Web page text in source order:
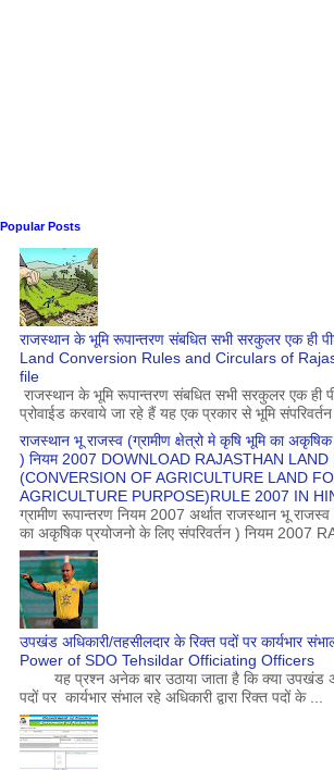
Popular Posts
राजस्थान के भूमि रूपान्तरण संबधित सभी सरकुलर एक ही
Land Conversion Rules and Circulars of
file
राजस्थान के भूमि रूपान्तरण संबधित सभी सरकुलर एक ही
प्रोवाईड करवाये जा रहे हैं यह एक प्रकार से भूमि
राजस्थान भू राजस्व (ग्रामीण क्षेत्रो मे कृषि भूमि का
) नियम 2007 DOWNLOAD RAJASTHAN LAND
(CONVERSION OF AGRICULTURE LAND
AGRICULTURE PURPOSE)RULE 2007 IN
ग्रामीण रूपान्तरण नियम 2007 अर्थात राजस्थान भू राजस्व
का अकृषिक प्रयोजनो के लिए संपरिवर्तन ) नियम 2007
उपखंड अधिकारी/तहसीलदार के रिक्त पदों पर कार्यभार
Power of SDO Tehsildar Officiating Officers
यह प्रश्न अनेक बार उठाया जाता है कि क्या उपखंड
पदों पर कार्यभार संभाल रहे अधिकारी द्वारा रिक्त पदों के ...